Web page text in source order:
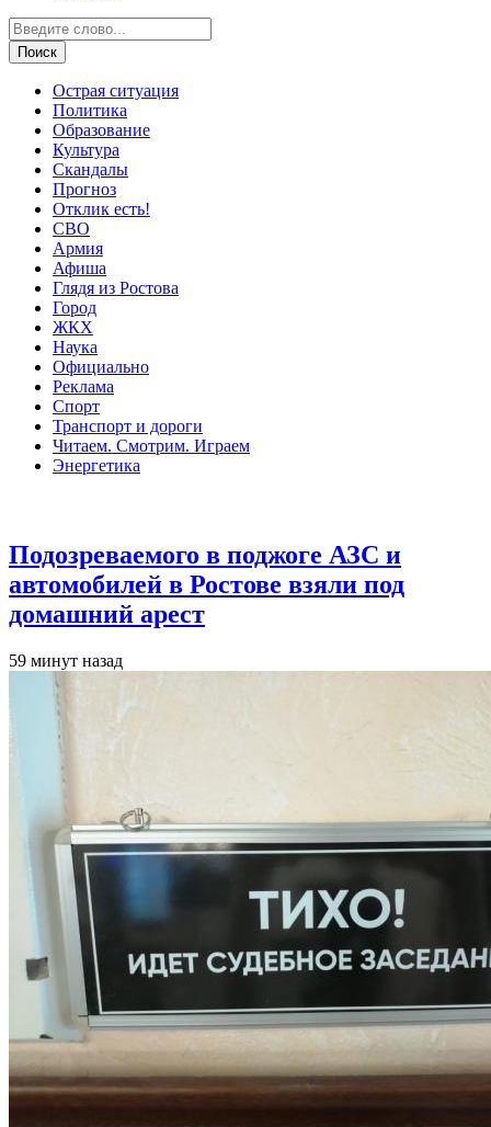
Острая ситуация
Политика
Образование
Культура
Скандалы
Прогноз
Отклик есть!
СВО
Армия
Афиша
Глядя из Ростова
Город
ЖКХ
Наука
Официально
Реклама
Спорт
Транспорт и дороги
Читаем. Смотрим. Играем
Энергетика
Подозреваемого в поджоге АЗС и
автомобилей в Ростове взяли под
домашний арест
59 минут назад